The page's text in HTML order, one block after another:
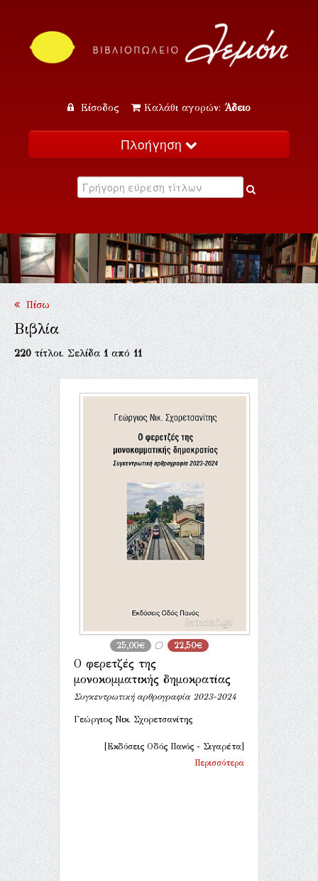
Είσοδος Καλάθι αγορών: Άδειο
Πλοήγηση
Κατάλογος
Εκδηλώσεις
Επικοινωνία
Πίσω
Βιβλία
220τίτλοι. Σελίδα1από11
25,00€ 22,50€
Ο φερετζές της
μονοκομματικής δημοκρατίας
Συγκεντρωτική αρθρογραφία 2023-2024
Γεώργιος Νικ. Σχορετσανίτης
[Εκδόσεις Οδός Πανός - Σιγαρέτα]
Περισσότερα